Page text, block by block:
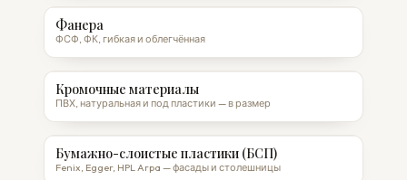
Фанера
ФСФ, ФК, гибкая и облегчённая
Кромочные материалы
ПВХ, натуральная и под пластики — в размер
Бумажно-слоистые пластики (БСП)
Fenix, Egger, HPL Arpa — фасады и столешницы